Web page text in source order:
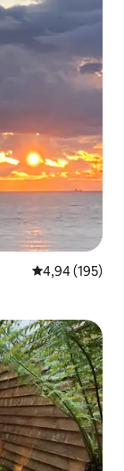
gosti”
Prosječna
4,94 (195)